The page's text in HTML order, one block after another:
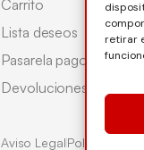
retirar
Carrito
Lista deseos
Pasarela pago
Devoluciones
Aviso LegalPolítica de